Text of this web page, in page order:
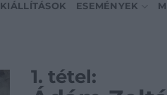
KIÁLLÍTÁSOK ESEMÉNYEK
1. tétel: